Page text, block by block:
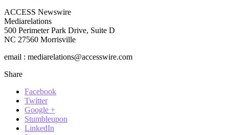
ACCESS Newswire
Mediarelations
500 Perimeter Park Drive, Suite D
NC 27560 Morrisville
email : mediarelations@accesswire.com
Share
Facebook
Twitter
Google +
Stumbleupon
LinkedIn